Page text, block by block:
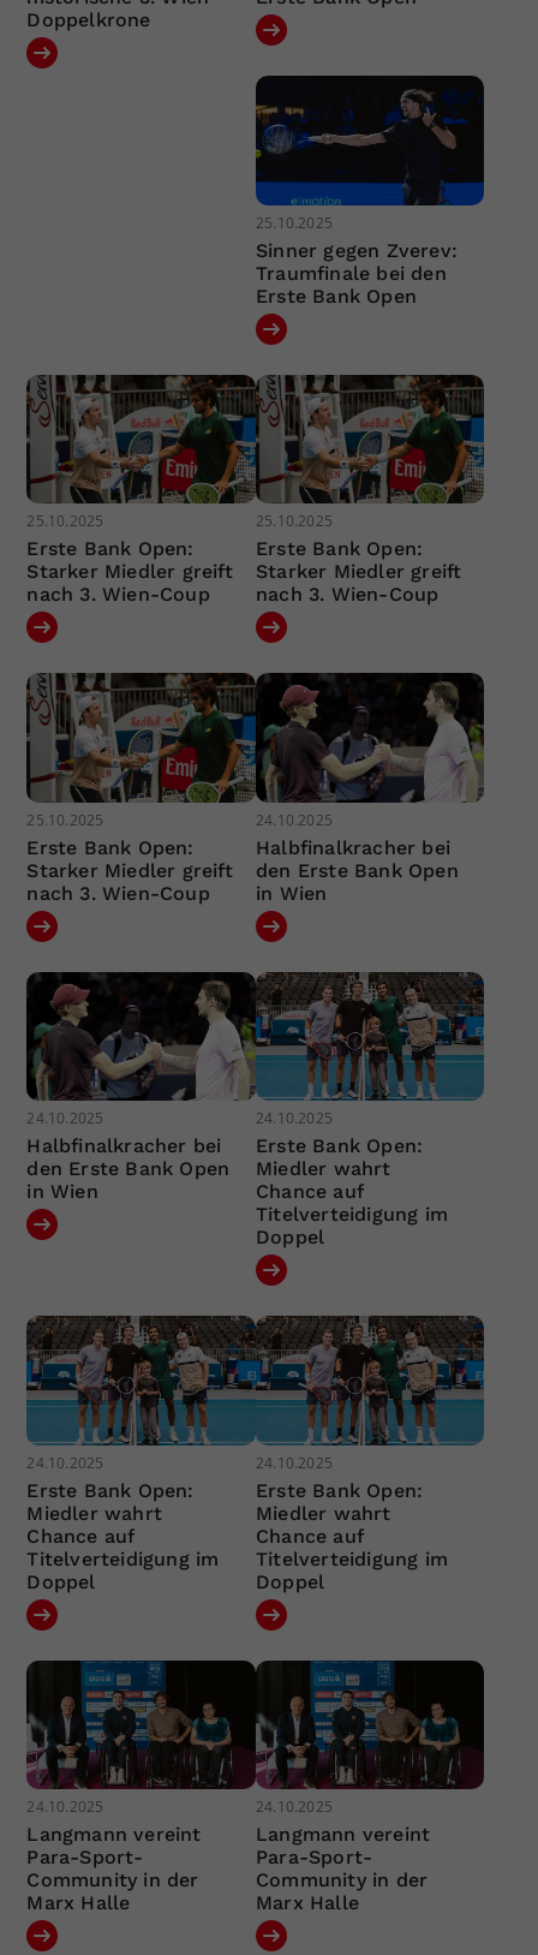
Doppelkrone
25.10.2025
Sinner gegen Zverev:
Traumfinale bei den
Erste Bank Open
25.10.2025
Erste Bank Open:
Starker Miedler greift
nach 3. Wien-Coup
25.10.2025
Erste Bank Open:
Starker Miedler greift
nach 3. Wien-Coup
25.10.2025
Erste Bank Open:
Starker Miedler greift
nach 3. Wien-Coup
24.10.2025
Halbfinalkracher bei
den Erste Bank Open
in Wien
24.10.2025
Halbfinalkracher bei
den Erste Bank Open
in Wien
24.10.2025
Erste Bank Open:
Miedler wahrt
Chance auf
Titelverteidigung im
Doppel
24.10.2025
Erste Bank Open:
Miedler wahrt
Chance auf
Titelverteidigung im
Doppel
24.10.2025
Erste Bank Open:
Miedler wahrt
Chance auf
Titelverteidigung im
Doppel
24.10.2025
Langmann vereint
Para-Sport-
Community in der
Marx Halle
24.10.2025
Langmann vereint
Para-Sport-
Community in der
Marx Halle